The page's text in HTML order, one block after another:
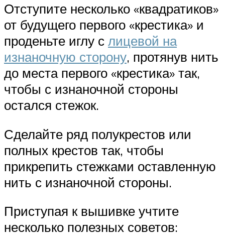
Отступите несколько «квадратиков»
от будущего первого «крестика» и
проденьте иглу с лицевой на
изнаночную сторону, протянув нить
до места первого «крестика» так,
чтобы с изнаночной стороны
остался стежок.
Сделайте ряд полукрестов или
полных крестов так, чтобы
прикрепить стежками оставленную
нить с изнаночной стороны.
Приступая к вышивке учтите
несколько полезных советов: